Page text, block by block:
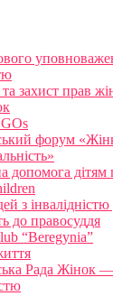
захист прав
форум
допомога дітям
з
до правосуддя
“Beregynia”
Рада Жінок